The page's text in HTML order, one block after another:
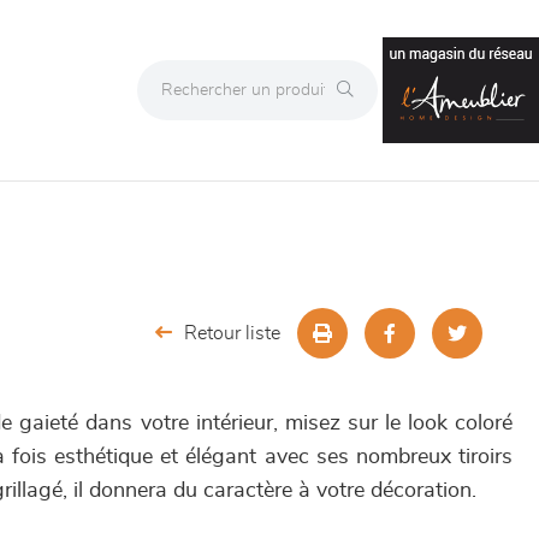
Retour liste
gaieté dans votre intérieur, misez sur le look coloré
fois esthétique et élégant avec ses nombreux tiroirs
il donnera du caractère à votre décoration.